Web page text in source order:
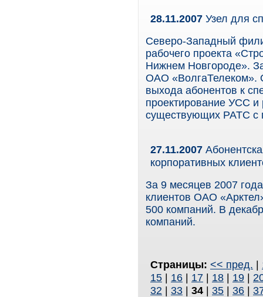
28.11.2007 Узел для
Северо-Западный
рабочего проекта
Нижнем Новгороде».
ОАО «ВолгаТелеком».
выхода абонентов к
проектирование УСС и
существующих РАТС с
27.11.2007
корпоративных
За 9 месяцев 2007
клиентов ОАО
500 компаний. В
компаний.
Страницы: << пред. |
15 | 16 | 17 | 18 | 19 |
32 | 33 | 34 | 35 | 36 |